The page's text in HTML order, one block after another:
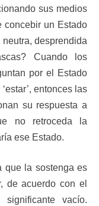
sus medios
concebir un Estado
desprendida
Cuando los
por el Estado
entonces las
su respuesta a
no retroceda la
ese Estado.
que la sostenga es
de acuerdo con el
vacío.